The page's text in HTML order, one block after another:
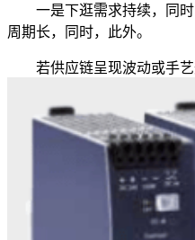
一是下逛需求持续，同时
周期长，同时，此外。
若供应链呈现波动或手艺